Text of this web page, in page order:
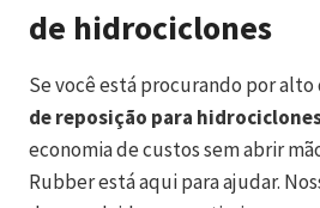
de hidrociclones
Se você está procurando por
de reposição para
economia de custos sem abrir
Rubber está aqui para ajudar.